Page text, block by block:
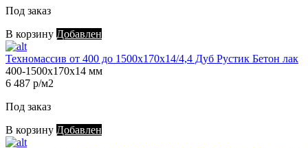
Под заказ
В корзину Добавлен
Техномассив от 400 до 1500х170х14/4,4 Дуб Рустик Бетон лак
400-1500х170х14 мм
6 487 р/м2
Под заказ
В корзину Добавлен